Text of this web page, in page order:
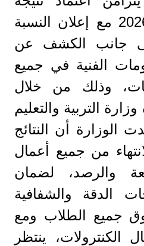
الدبلومات الفنية 2026 مع إعلان النسبة
إلى جانب الكشف عن
الفنية في جميع
وذلك من خلال
التربية والتعليم
الوزارة أن النتائج
من جميع أعمال
والرصد، لضمان
الدقة والشفافية
جميع الطلاب ومع
الكنترولات، ينتظر